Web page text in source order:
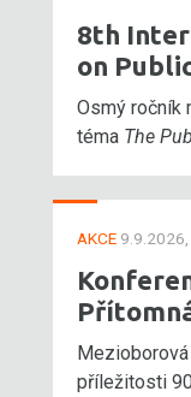
8th
on
Osmý ročník
téma The
AKCE
příležitosti